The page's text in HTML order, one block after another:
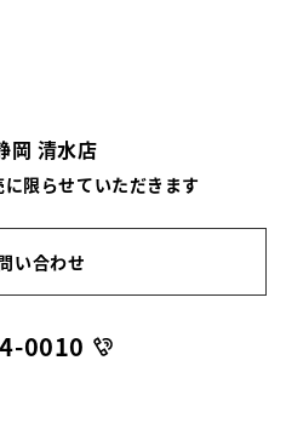
岡 清水店
限らせていただきます
い合わせ
0010